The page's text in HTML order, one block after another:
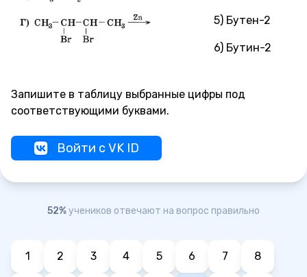
5) Бутен-2
6) Бутин-2
Запишите в таблицу выбранные цифры под
соответствующими буквами.
Войти с VK ID
52%учеников отвечают на вопрос правильно
1 2 3 4 5 6 7 8